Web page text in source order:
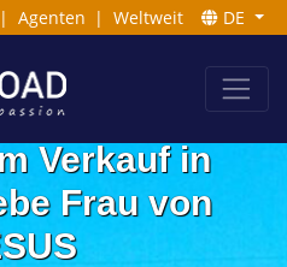
| Agenten | Weltweit DE
Verkauf in
Frau von